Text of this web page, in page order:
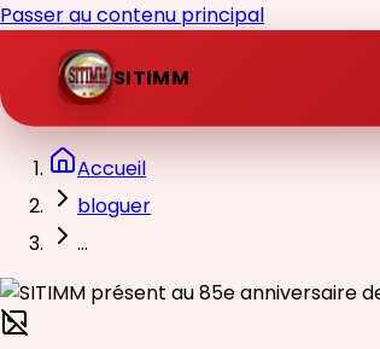
Passer au contenu principal
SITIMM
Accueil
bloguer
...